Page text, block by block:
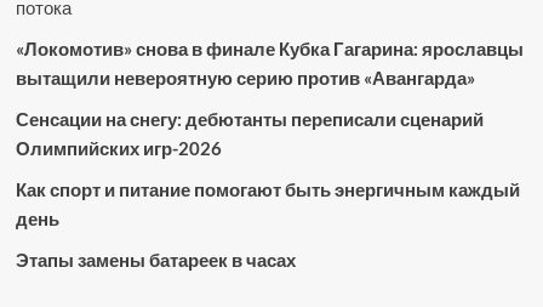
потока
«Локомотив» снова в финале Кубка Гагарина: ярославцы
вытащили невероятную серию против «Авангарда»
Сенсации на снегу: дебютанты переписали сценарий
Олимпийских игр-2026
Как спорт и питание помогают быть энергичным каждый
день
Этапы замены батареек в часах